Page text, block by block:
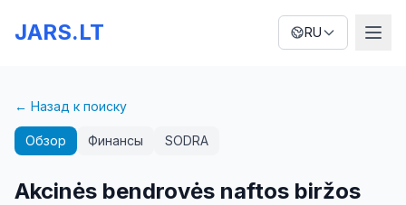
JARS.LT RU
← Назад к поиску
Обзор Финансы SODRA
Akcinės bendrovės naftos biržos